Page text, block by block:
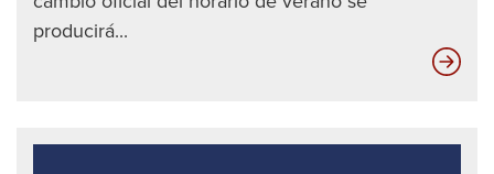
producirá...
de